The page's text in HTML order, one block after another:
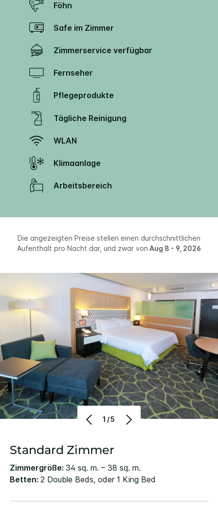
Föhn
Safe im Zimmer
Zimmerservice verfügbar
Fernseher
Pflegeprodukte
Tägliche Reinigung
WLAN
Klimaanlage
Arbeitsbereich
Die angezeigten Preise stellen einen durchschnittlichen
Aufenthalt pro Nacht dar, und zwar von Aug 8 - 9, 2026
1/5
Standard Zimmer
Zimmergröße: 34 sq. m. – 38 sq. m.
Betten: 2 Double Beds, oder 1 King Bed